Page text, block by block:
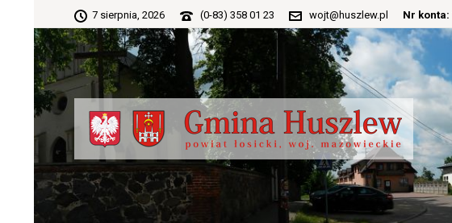
7 sierpnia, 2026 (0-83) 358 01 23 wojt@huszlew.pl Nr konta: